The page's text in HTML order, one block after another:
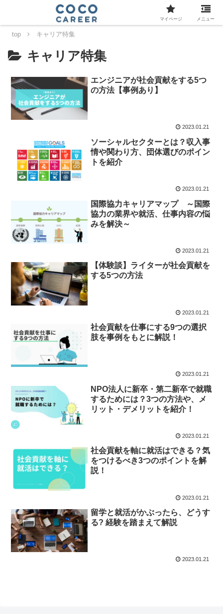
top キャリア特集
キャリア特集
エンジニアが社会貢献をする5つ
の方法【事例あり】
2023.01.21
ソーシャルセクターとは？収入事
情や関わり方、団体選びのポイン
トを紹介
2023.01.21
国際協力キャリアマップ ～国際
協力の業界や就活、仕事内容の悩
みを解決～
2023.01.21
【体験談】ライターが社会貢献を
する5つの方法
2023.01.21
社会貢献を仕事にする9つの選択
肢を事例をもとに解説！
2023.01.21
NPO法人に新卒・第二新卒で就職
するためには？3つの方法や、メ
リット・デメリットを紹介！
2023.01.21
社会貢献を軸に就活はできる？気
をつけるべき3つのポイントを解
説！
2023.01.21
留学と就活がかぶったら、どうす
る? 経験を踏まえて解説
2023.01.21
マイページ メニュー